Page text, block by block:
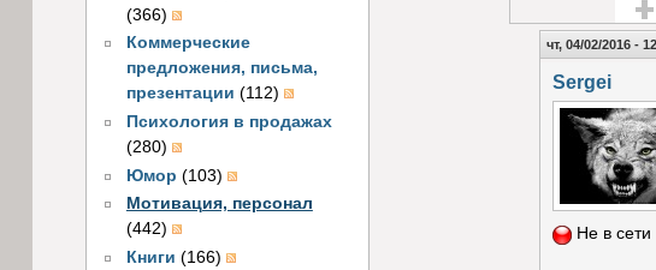
(366)
Коммерческие
предложения, письма,
презентации (112)
Психология в продажах
(280)
Юмор (103)
Мотивация, персонал
(442)
Книги (166)
чт, 04/02/2016 -
Sergei
Не в сети